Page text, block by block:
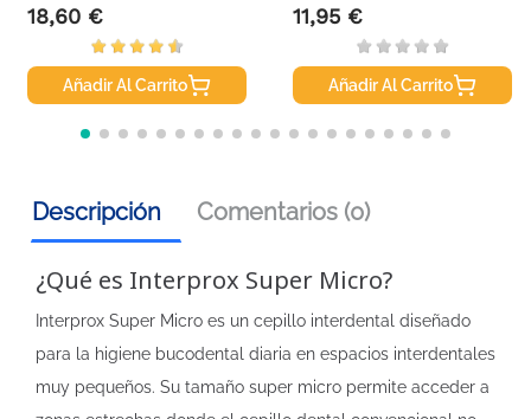
Precio
18,60 €
Añadir Al Carrito
Precio
11,95 €
Añadir Al Carrito
Descripción Comentarios (0)
¿Qué es Interprox Super Micro?
Interprox Super Micro es un cepillo interdental diseñado
para la higiene bucodental diaria en espacios interdentales
muy pequeños. Su tamaño super micro permite acceder a